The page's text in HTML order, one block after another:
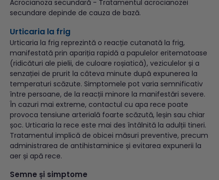
Acrocianoza secundară - Tratamentul acrocianozei
secundare depinde de cauza de bază.
Urticaria la frig
Urticaria la frig reprezintă o reacție cutanată la frig,
manifestată prin apariția rapidă a papulelor eritematoase
(ridicături ale pielii, de culoare roșiatică), veziculelor și a
senzației de prurit la câteva minute după expunerea la
temperaturi scăzute. Simptomele pot varia semnificativ
între persoane, de la reacții minore la manifestări severe.
În cazuri mai extreme, contactul cu apa rece poate
provoca tensiune arterială foarte scăzută, leșin sau chiar
șoc. Urticaria la rece este mai des întâlnită la adulții tineri.
Tratamentul implică de obicei măsuri preventive, precum
administrarea de antihistaminice și evitarea expunerii la
aer și apă rece.
Semne și simptome